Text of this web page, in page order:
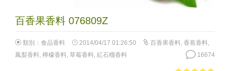
百香果香料 076809Z
類別： 食品香料 2014/04/17 01:26:50 百香果香料, 香蕉香料,
鳳梨香料, 檸檬香料, 草莓香料, 紅石榴香料 16674